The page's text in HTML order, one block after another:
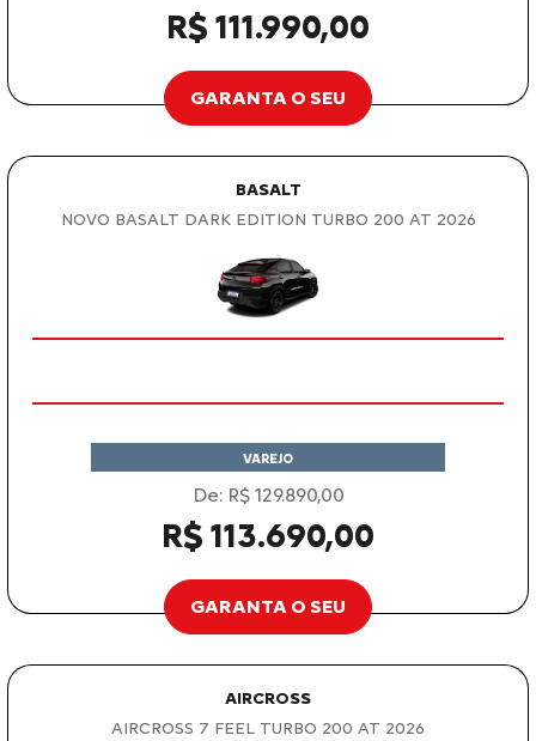
R$ 111.990,00
GARANTA O SEU
BASALT
NOVO BASALT DARK EDITION TURBO 200 AT 2026
VAREJO
De: R$ 129.890,00
R$ 113.690,00
GARANTA O SEU
AIRCROSS
AIRCROSS 7 FEEL TURBO 200 AT 2026